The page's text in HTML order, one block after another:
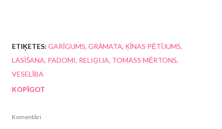
ETIĶETES: GARĪGUMS GRĀMATA ĶĪNAS PĒTĪJUMS
LASĪŠANA PADOMI RELIĢIJA TOMASS MĒRTONS
VESELĪBA
KOPĪGOT
Komentāri